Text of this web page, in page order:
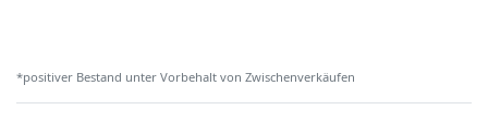
*positiver Bestand unter Vorbehalt von Zwischenverkäufen